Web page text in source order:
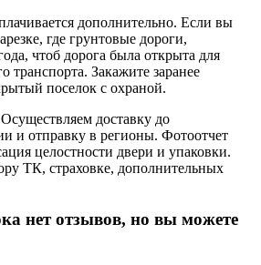
дополнительно. Если вы
где грунтовые дороги,
чтоб дорога была открыта для
транспорта. Закажите заранее
поселок с охраной.
доставку до
и отправку в регионы. Фотоотчет
целостности двери и упаковки.
ТК, страховке, дополнительных
нет отзывов, но вы можете